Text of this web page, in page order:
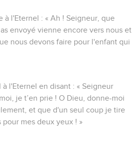
à l'Eternel : « Ah ! Seigneur, que
envoyé vienne encore vers nous et
nous devons faire pour l'enfant qui
l'Eternel en disant : « Seigneur
je t’en prie ! O Dieu, donne-moi
et que d'un seul coup je tire
mes deux yeux ! »